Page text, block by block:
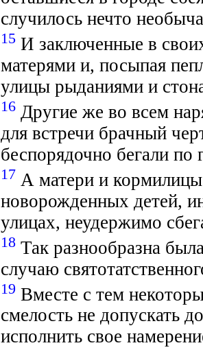
случилось нечто
15И заключенные в
матерями и, посыпая
улицы рыданиями и
16Другие же во всем
для встречи брачный
беспорядочно бегали по
17 А матери и
новорожденных детей,
улицах, неудержимо
18Так разнообразна
случаю
19 Вместе с тем
смелость не допускать
исполнить свое